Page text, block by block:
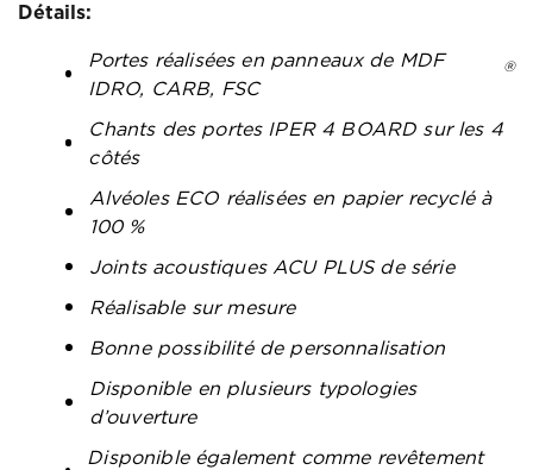
Détails:
Portes réalisées en panneaux de MDF
IDRO, CARB, FSC
®
Chants des portes IPER 4 BOARD sur les 4
côtés
Alvéoles ECO réalisées en papier recyclé à
100 %
Joints acoustiques ACU PLUS de série
Réalisable sur mesure
Bonne possibilité de personnalisation
Disponible en plusieurs typologies
d’ouverture
Disponible également comme revêtement